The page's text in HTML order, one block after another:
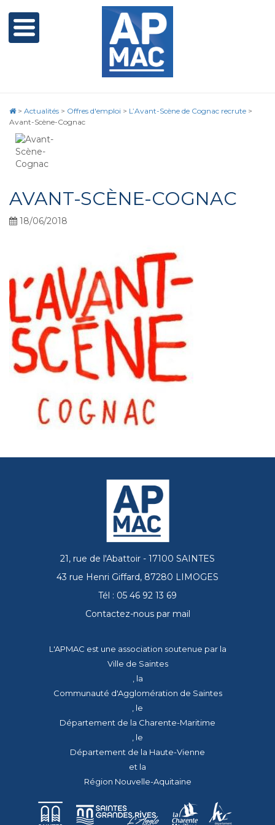
> Actualités > Offres d'emploi > L’Avant-Scène de Cognac recrute >
Avant-Scène-Cognac
AVANT-SCÈNE-COGNAC
18/06/2018
21, rue de l'Abattoir - 17100 SAINTES
43 rue Henri Giffard, 87280 LIMOGES
Tél : 05 46 92 13 69
Contactez-nous par mail
L'APMAC est une association soutenue par la
Ville de Saintes
, la
Communauté d'Agglomération de Saintes
, le
Département de la Charente-Maritime
, le
Département de la Haute-Vienne
et la
Région Nouvelle-Aquitaine